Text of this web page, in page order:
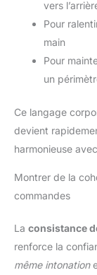
vers
Pour
main
Pour
un
Ce langage
devient
harmonieuse
Montrer de la
commandes
La consistance
renforce la
même intonation